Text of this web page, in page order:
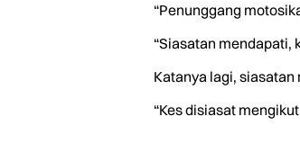
“Penunggang
“Siasatan mendapati,
Katanya lagi,
“Kes disiasat